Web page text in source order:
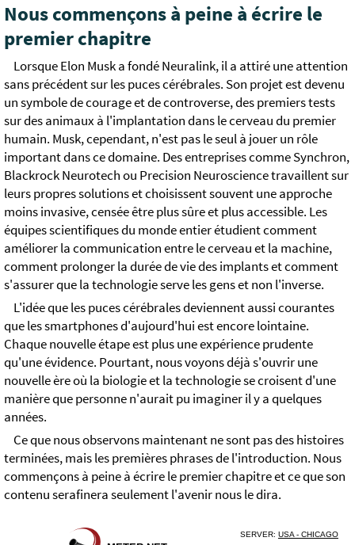
Nous commençons à peine à écrire le
premier chapitre
Lorsque Elon Musk a fondé Neuralink, il a attiré une attention
sans précédent sur les puces cérébrales. Son projet est devenu
un symbole de courage et de controverse, des premiers tests
sur des animaux à l'implantation dans le cerveau du premier
humain. Musk, cependant, n'est pas le seul à jouer un rôle
important dans ce domaine. Des entreprises comme Synchron,
Blackrock Neurotech ou Precision Neuroscience travaillent sur
leurs propres solutions et choisissent souvent une approche
moins invasive, censée être plus sûre et plus accessible. Les
équipes scientifiques du monde entier étudient comment
améliorer la communication entre le cerveau et la machine,
comment prolonger la durée de vie des implants et comment
s'assurer que la technologie serve les gens et non l'inverse.
L'idée que les puces cérébrales deviennent aussi courantes
que les smartphones d'aujourd'hui est encore lointaine.
Chaque nouvelle étape est plus une expérience prudente
qu'une évidence. Pourtant, nous voyons déjà s'ouvrir une
nouvelle ère où la biologie et la technologie se croisent d'une
manière que personne n'aurait pu imaginer il y a quelques
années.
Ce que nous observons maintenant ne sont pas des histoires
terminées, mais les premières phrases de l'introduction. Nous
commençons à peine à écrire le premier chapitre et ce que son
contenu serafinera seulement l'avenir nous le dira.